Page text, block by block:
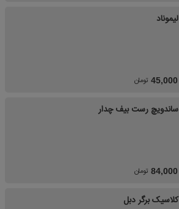
لیموناد
45,000 تومان
ساندویچ رست بیف چدار
84,000 تومان
کلاسیک برگر دبل